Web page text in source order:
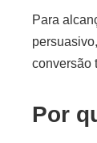
Para
conversão
Por